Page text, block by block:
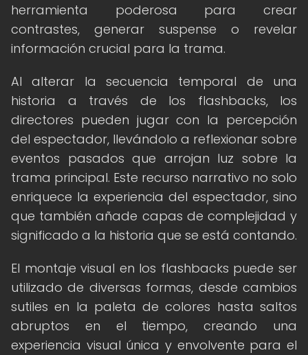
herramienta poderosa para crear
contrastes, generar suspense o revelar
información crucial para la trama.
Al alterar la secuencia temporal de una
historia a través de los flashbacks, los
directores pueden jugar con la percepción
del espectador, llevándolo a reflexionar sobre
eventos pasados que arrojan luz sobre la
trama principal. Este recurso narrativo no solo
enriquece la experiencia del espectador, sino
que también añade capas de complejidad y
significado a la historia que se está contando.
El montaje visual en los flashbacks puede ser
utilizado de diversas formas, desde cambios
sutiles en la paleta de colores hasta saltos
abruptos en el tiempo, creando una
experiencia visual única y envolvente para el